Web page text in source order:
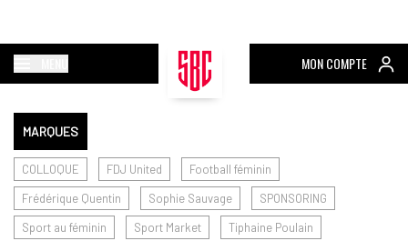
MON COMPTE
MARQUES
COLLOQUE FDJ United
Football féminin
Frédérique Quentin
Sophie Sauvage
SPONSORING
Sport au féminin
Sport Market Tiphaine Poulain